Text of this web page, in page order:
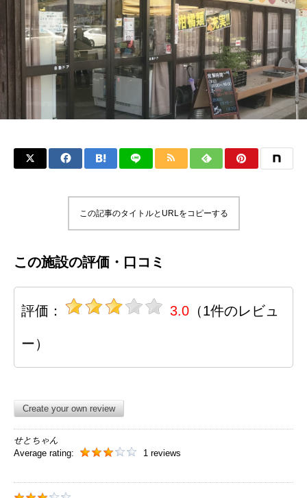
この記事のタイトルとURLをコピーする
この施設の評価・口コミ
評価： 3.0 （1件のレビュ
ー）
Create your own review
せとちゃん
Average rating:
1 reviews